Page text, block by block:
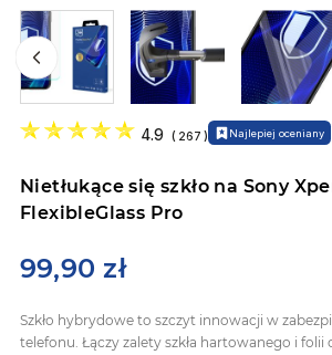
Przejdź
na
początek
4.9 ( 267 ) Najlepiej oceniany
Nietłukące się szkło na Sony
FlexibleGlass Pro
99,90 zł
Szkło hybrydowe to szczyt innowacji w
telefonu. Łączy zalety szkła hartowanego i